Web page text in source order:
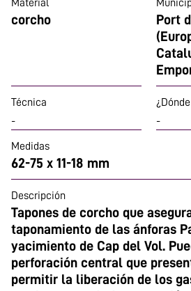
Material
corcho
Port
Técnica
-
-
Medidas
62-75 x 11-18 mm
Descripción
Tapones de corcho que
taponamiento de las ánforas
yacimiento de Cap del Vol.
perforación central que
permitir la liberación de los